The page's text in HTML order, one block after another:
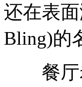
还在表
Bling)的
餐厅老